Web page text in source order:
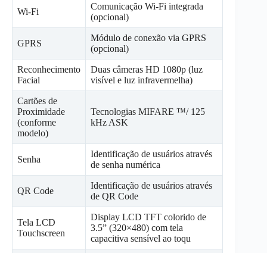
Wi-Fi
Comunicação Wi-Fi integrada
(opcional)
GPRS
Módulo de conexão via GPRS
(opcional)
Reconhecimento
Facial
Duas câmeras HD 1080p (luz
visível e luz infravermelha)
Cartões de
Proximidade
(conforme
modelo)
Tecnologias MIFARE ™/ 125
kHz ASK
Senha
Identificação de usuários através
de senha numérica
QR Code
Identificação de usuários através
de QR Code
Tela LCD
Touchscreen
Display LCD TFT colorido de
3.5” (320×480) com tela
capacitiva sensível ao toqu